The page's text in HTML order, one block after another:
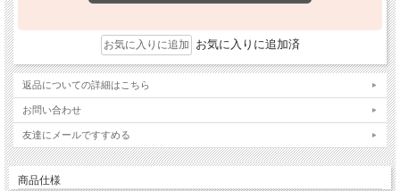
お気に入りに追加済
返品についての詳細はこちら
お問い合わせ
友達にメールですすめる
商品仕様